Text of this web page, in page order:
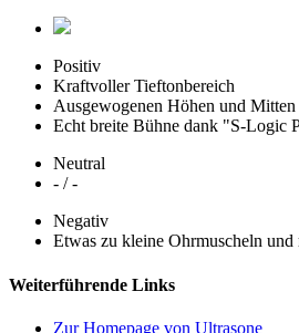
Positiv
Kraftvoller Tieftonbereich
Ausgewogenen Höhen und Mitten
Echt breite Bühne dank "S-Logic
Neutral
- / -
Negativ
Etwas zu kleine Ohrmuscheln
Weiterführende Links
Zur Homepage von Ultrasone